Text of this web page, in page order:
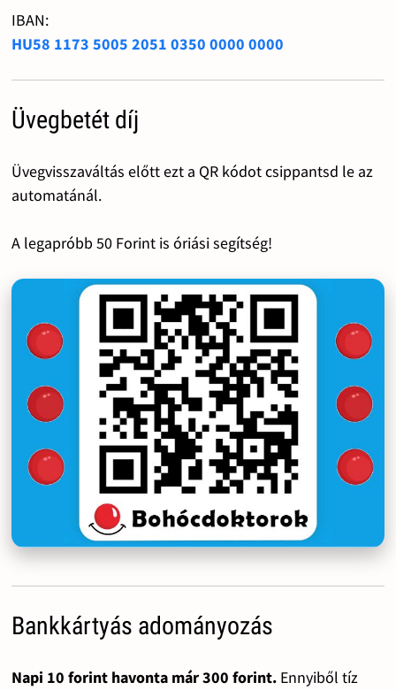
IBAN:
HU58 1173 5005 2051 0350 0000 0000
Üvegbetét díj
Üvegvisszaváltás előtt ezt a QR kódot csippantsd le az
automatánál.
A legapróbb 50 Forint is óriási segítség!
Bankkártyás adományozás
Napi 10 forint havonta már 300 forint.Ennyiből tíz